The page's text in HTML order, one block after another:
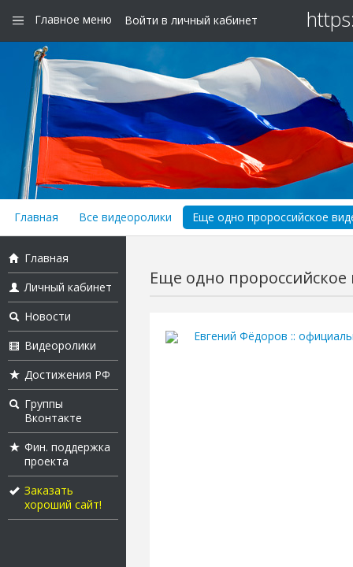
Главное меню Войти в личный кабинет
Главная Все видеоролики Еще одно пророссийское
Главная
Личный кабинет
Новости
Видеоролики
Достижения РФ
Группы
Вконтакте
Фин. поддержка
проекта
Заказать
хороший сайт!
Еще одно пророссийское
Евгений Фёдоров ::